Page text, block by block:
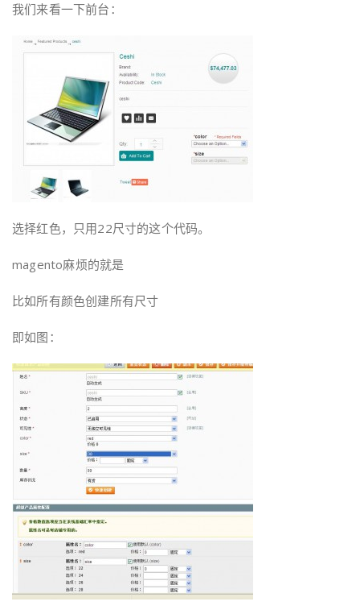
我们来看一下前台：
选择红色，只用22尺寸的这个代码。
magento麻烦的就是
比如所有颜色创建所有尺寸
即如图：